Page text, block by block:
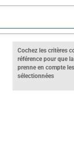
Cochez les critères
référence pour que
prenne en compte
sélectionnées